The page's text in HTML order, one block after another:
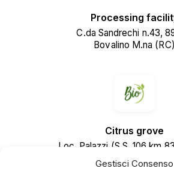
Gestisci Consenso
Processing
C.da Sandrechi n.43,
Bovalino M.na (RC)
Citrus grove
Loc. Palazzi (S.S. 106 km
Casignana (RC)